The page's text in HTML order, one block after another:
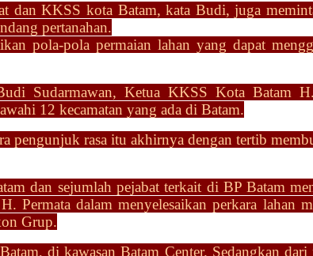
dan KKSS kota Batam,kata Budi, juga
pertanahan.
pola-pola permaianlahan yang dapat
Sudarmawan, KetuaKKSS Kota Batam
12 kecamatan yang ada di Batam.
pengunjuk rasa itu akhirnya dengan tertib
dan sejumlah pejabat terkait di BP Batam
Permata dalam menyelesaikan perkara lahan
Grup.
di kawasan Batam Center. Sedangkan